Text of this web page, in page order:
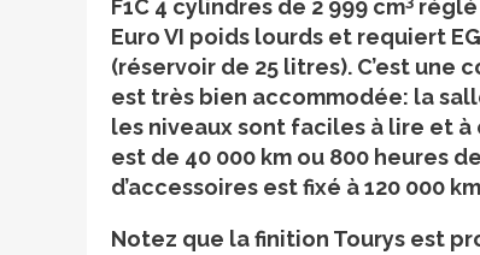
F1C 4 cylindres de 2 999 cm réglé
Euro VI poids lourds et requiert
(réservoir de 25 litres). C’est une
est très bien accommodée: la
les niveaux sont faciles à lire et à
est de 40 000 km ou 800 heures
d’accessoires est fixé à 120 000
Notez que la finition Tourys est